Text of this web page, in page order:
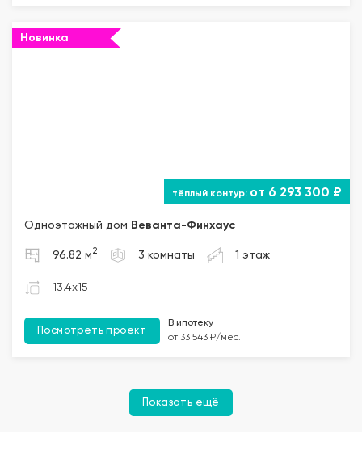
Новинка
от 6 293 300 ₽
Одноэтажный дом Веванта-Финхаус
96.82 м 2 3 комнаты 1 этаж
13.4x15
Посмотреть проект
В ипотеку
от 33 543 ₽/мес.
Показать ещё